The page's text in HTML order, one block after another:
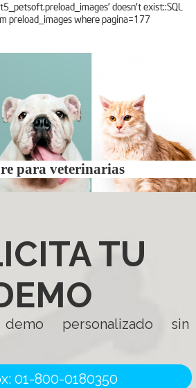
doesn't exist::SQL
preload_images where pagina=177
para veterinarias
TU
personalizado sin
01-800-0180350